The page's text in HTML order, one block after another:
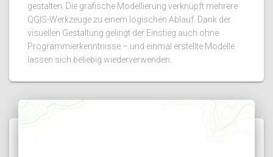
gestalten. Die grafische Modellierung verknüpft mehrere
QGIS-Werkzeuge zu einem logischen Ablauf. Dank der
visuellen Gestaltung gelingt der Einstieg auch ohne
Programmierkenntnisse – und einmal erstellte Modelle
lassen sich beliebig wiederverwenden.